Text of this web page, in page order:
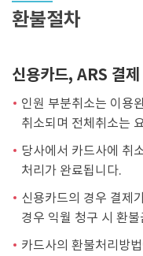
환불절차
신용카드, ARS 결제
인원 부분취소는 이용
취소되며 전체취소는
당사에서 카드사에 취
처리가 완료됩니다.
신용카드의 경우 결제
경우 익월 청구 시 환
카드사의 환불처리방